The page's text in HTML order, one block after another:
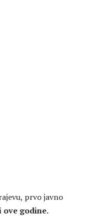
, prvo javno
ove godine.